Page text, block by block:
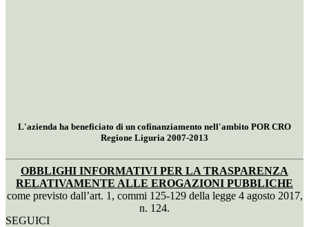
L'azienda ha beneficiato di un cofinanziamento nell'ambito POR CRO
Regione Liguria 2007-2013
OBBLIGHI INFORMATIVI PER LA TRASPARENZA
RELATIVAMENTE ALLE EROGAZIONI PUBBLICHE
come previsto dall’art. 1, commi 125-129 della legge 4 agosto 2017,
n. 124.
SEGUICI